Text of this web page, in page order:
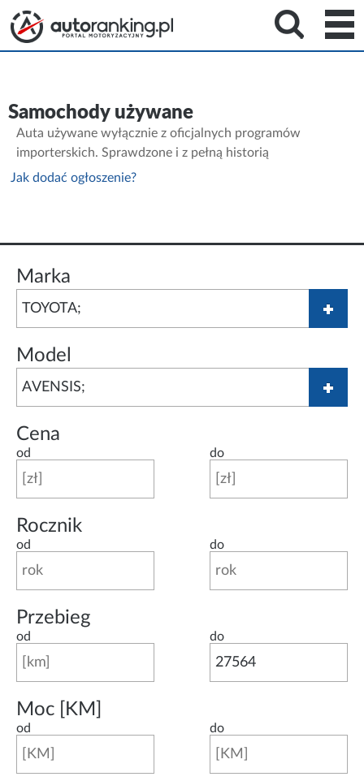
Samochody używane
Auta używane wyłącznie z oficjalnych programów
importerskich. Sprawdzone i z pełną historią
Jak dodać ogłoszenie?
Marka
Model
Cena
od do
Rocznik
od do
Przebieg
od do
Moc [KM]
od do